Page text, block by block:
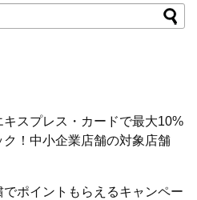
キスプレス・カードで最大10%
ク！中小企業店舗の対象店舗
ポイントもらえるキャンペー